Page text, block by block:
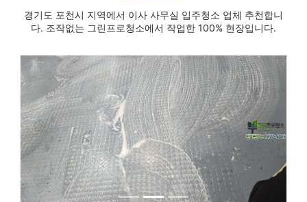
경기도 포천시 지역에서 이사 사무실 입주청소 업체 추천합니
다. 조작없는 그린프로청소에서 작업한 100% 현장입니다.